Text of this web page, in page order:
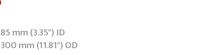
85 mm (3.35") ID
300 mm (11.81") OD